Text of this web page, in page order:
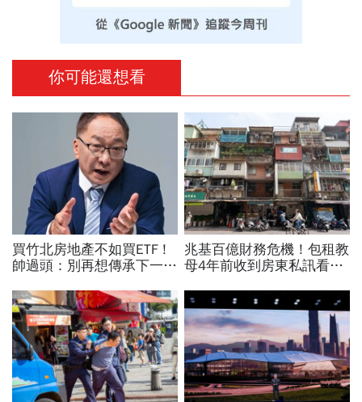
你可能還想看
買竹北房地產不如買ETF！
帥過頭：別再想傳承下一
敢簽切結書「十年後ETF必
贏」
兆基百億財務危機！包租教
母4年前收到房東私訊看出
危」：為何租約越多，風險
越高？